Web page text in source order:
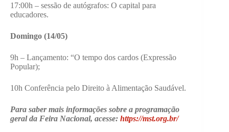
17:00h – sessão de autógrafos: O capital para
educadores.
Domingo (14/05)
9h – Lançamento: “O tempo dos cardos (Expressão
Popular);
10h Conferência pelo Direito à Alimentação Saudável.
Para saber mais informações sobre a programação
geral da Feira Nacional, acesse: https://mst.org.br/